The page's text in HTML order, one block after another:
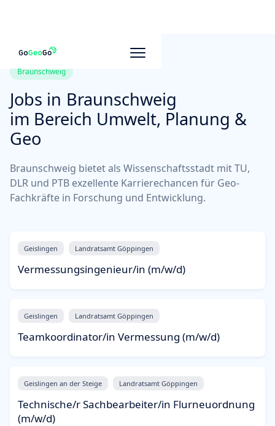
Braunschweig
Jobs in Braunschweig
im Bereich Umwelt, Planung &
Geo
Braunschweig bietet als Wissenschaftsstadt mit TU,
DLR und PTB exzellente Karrierechancen für Geo-
Fachkräfte in Forschung und Entwicklung.
Geislingen Landratsamt Göppingen
Vermessungsingenieur/in (m/w/d)
Geislingen Landratsamt Göppingen
Teamkoordinator/in Vermessung (m/w/d)
Geislingen an der Steige Landratsamt Göppingen
Technische/r Sachbearbeiter/in Flurneuordnung
(m/w/d)